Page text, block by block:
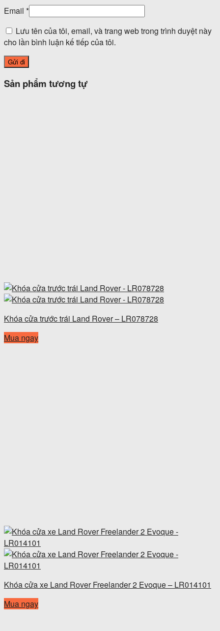
Email *
Lưu tên của tôi, email, và trang web trong trình duyệt này
cho lần bình luận kế tiếp của tôi.
Sản phẩm tương tự
Khóa cửa trước trái Land Rover – LR078728
Mua ngay
Khóa cửa xe Land Rover Freelander 2 Evoque – LR014101
Mua ngay